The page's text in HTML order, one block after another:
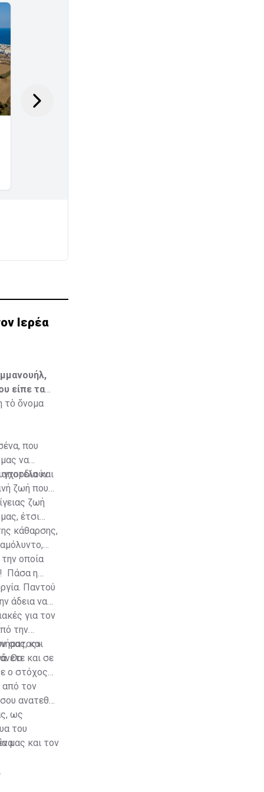
Ιερέα
είπε τα
τὸ ὄνομα
που
να
και
ζωή που
ζωή
έτσι
κάθαρσης,
οποία
Πάσα η
Παντού
άδεια να
για τον
την
σας, και
και σε
Θα
ο στόχος
από τον
ανατεθεί.
ως
του
μας και τον